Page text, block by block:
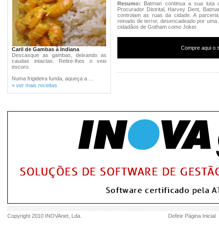
Caril de Gambas à Indiana
Descasque as gambas, deixando as
caudas intactas. Retire-lhes o veio
escuro.
Numa frigideira funda, aqueça a ...
» ver mais receitas
Resumo: Batman continua a sua
Procurador Distrital, Harvey Dent,
controlam as ruas da cidade. A
reinado de terror, desencadeado por
cidadãos de Gotham como Joker.
Compre aqui o
Copyright 2010 INOVAnet , Lda. Definir Página Inicial